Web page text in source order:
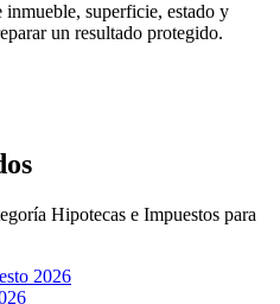
superficie, estado y
un resultado protegido.
Hipotecas e Impuestos para